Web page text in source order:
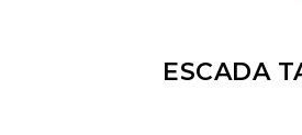
ESCADA